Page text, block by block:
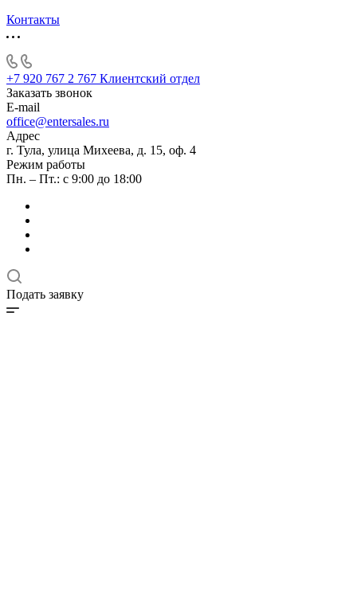
Контакты
+7 920 767 2 767 Клиентский отдел
Заказать звонок
E-mail
office@entersales.ru
Адрес
г. Тула, улица Михеева, д. 15, оф. 4
Режим работы
Пн. – Пт.: с 9:00 до 18:00
Подать заявку